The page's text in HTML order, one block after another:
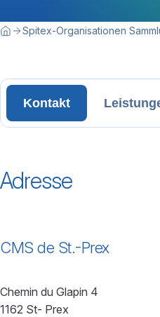
Sie befinden sich hier:
HomeSpitex-Organisationen
Kontakt
Adresse
CMS de St.-Prex
Chemin du Glapin 4
1162 St- Prex